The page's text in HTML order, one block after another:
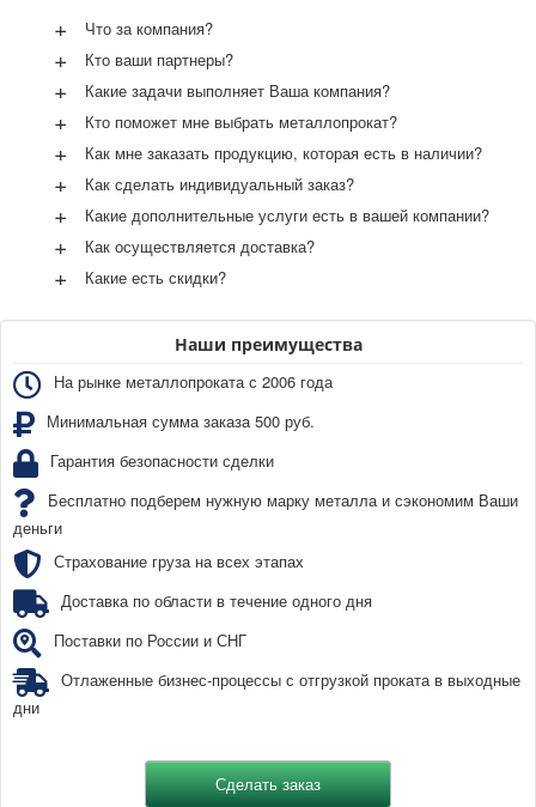
+ Что за компания?
+ Кто ваши партнеры?
+ Какие задачи выполняет Ваша компания?
+ Кто поможет мне выбрать металлопрокат?
+ Как мне заказать продукцию, которая есть в наличии?
+ Как сделать индивидуальный заказ?
+ Какие дополнительные услуги есть в вашей компании?
+ Как осуществляется доставка?
+ Какие есть скидки?
Наши преимущества
На рынке металлопроката с 2006 года
Минимальная сумма заказа 500 руб.
Гарантия безопасности сделки
Бесплатно подберем нужную марку металла и сэкономим Ваши
деньги
Страхование груза на всех этапах
Доставка по области в течение одного дня
Поставки по России и СНГ
Отлаженные бизнес-процессы с отгрузкой проката в выходные
дни